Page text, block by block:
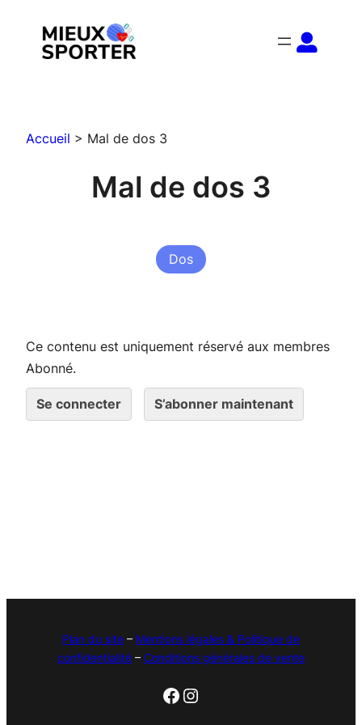
contenu
Accueil > Mal de dos 3
Mal de dos 3
Dos
Ce contenu est uniquement réservé aux membres
Abonné.
Se connecter S’abonner maintenant
Plan du site – Mentions légales & Politique de
confidentialité – Conditions générales de vente
Facebook
Instagram